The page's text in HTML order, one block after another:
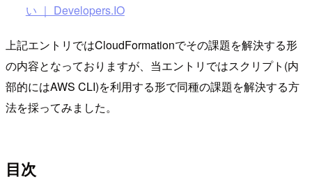
い ｜ Developers.IO
上記エントリではCloudFormationでその課題を解決する形
の内容となっておりますが、当エントリではスクリプト(内
部的にはAWS CLI)を利用する形で同種の課題を解決する方
法を採ってみました。
目次